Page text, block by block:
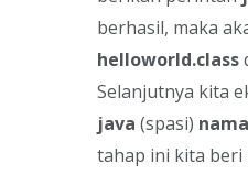
berhasil, maka
helloworld.class
Selanjutnya kita
java (spasi)
tahap ini kita